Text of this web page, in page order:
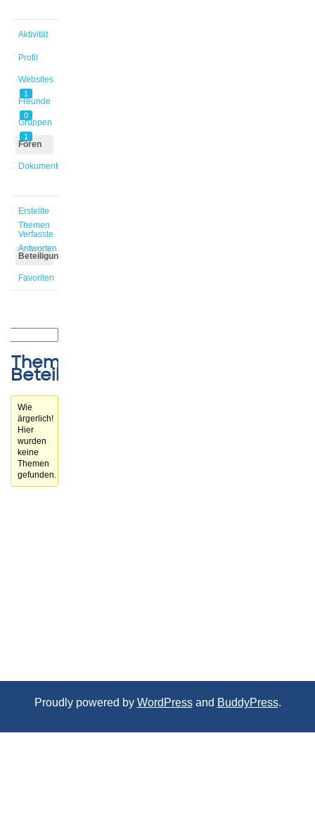
Aktivität
Profil
Websites
1
Freunde
0
Gruppen
1
Foren
Dokumente
Erstellte
Themen
Verfasste
Antworten
Beteiligungen
Favoriten
Themen-
Beteiligungen
Wie
ärgerlich!
Hier
wurden
keine
Themen
gefunden.
Proudly powered by WordPressand BuddyPress.